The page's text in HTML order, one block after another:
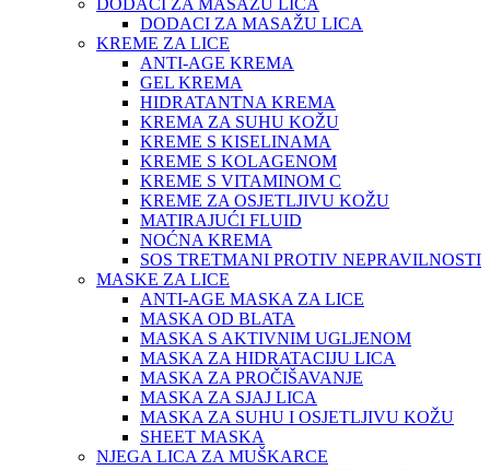
DODACI ZA MASAŽU LICA
DODACI ZA MASAŽU LICA
KREME ZA LICE
ANTI-AGE KREMA
GEL KREMA
HIDRATANTNA KREMA
KREMA ZA SUHU KOŽU
KREME S KISELINAMA
KREME S KOLAGENOM
KREME S VITAMINOM C
KREME ZA OSJETLJIVU KOŽU
MATIRAJUĆI FLUID
NOĆNA KREMA
SOS TRETMANI PROTIV NEPRAVILNOSTI
MASKE ZA LICE
ANTI-AGE MASKA ZA LICE
MASKA OD BLATA
MASKA S AKTIVNIM UGLJENOM
MASKA ZA HIDRATACIJU LICA
MASKA ZA PROČIŠAVANJE
MASKA ZA SJAJ LICA
MASKA ZA SUHU I OSJETLJIVU KOŽU
SHEET MASKA
NJEGA LICA ZA MUŠKARCE